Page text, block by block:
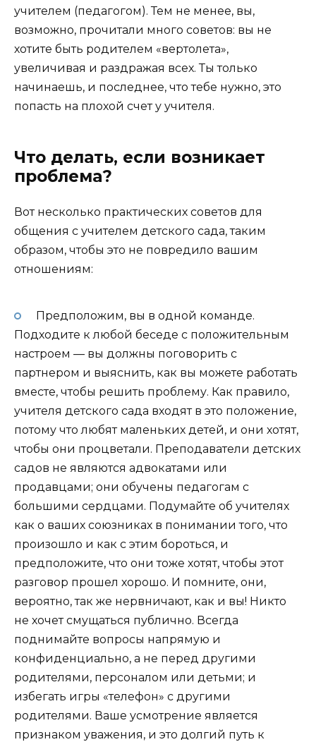
учителем (педагогом). Тем не менее, вы,
возможно, прочитали много советов: вы не
хотите быть родителем «вертолета»,
увеличивая и раздражая всех. Ты только
начинаешь, и последнее, что тебе нужно, это
попасть на плохой счет у учителя.
Что делать, если возникает
проблема?
Вот несколько практических советов для
общения с учителем детского сада, таким
образом, чтобы это не повредило вашим
отношениям:
Предположим, вы в одной команде.
Подходите к любой беседе с положительным
настроем — вы должны поговорить с
партнером и выяснить, как вы можете работать
вместе, чтобы решить проблему. Как правило,
учителя детского сада входят в это положение,
потому что любят маленьких детей, и они хотят,
чтобы они процветали. Преподаватели детских
садов не являются адвокатами или
продавцами; они обучены педагогам с
большими сердцами. Подумайте об учителях
как о ваших союзниках в понимании того, что
произошло и как с этим бороться, и
предположите, что они тоже хотят, чтобы этот
разговор прошел хорошо. И помните, они,
вероятно, так же нервничают, как и вы! Никто
не хочет смущаться публично. Всегда
поднимайте вопросы напрямую и
конфиденциально, а не перед другими
родителями, персоналом или детьми; и
избегать игры «телефон» с другими
родителями. Ваше усмотрение является
признаком уважения, и это долгий путь к